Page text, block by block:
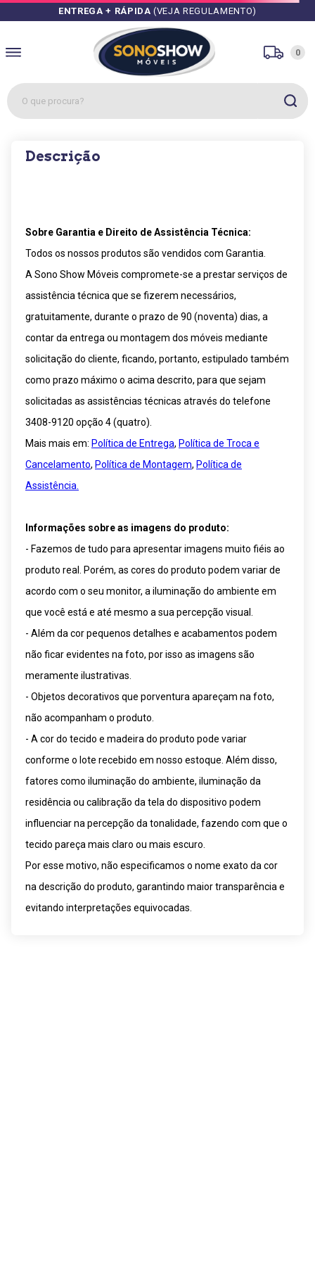
ENTREGA + RÁPIDA (VEJA REGULAMENTO)
0
O que procura?
º guarda roupa
º apolo
º mesa
º cozinha módulos
cômoda
Descrição
Sobre Garantia e Direito de Assistência Técnica:
Todos os nossos produtos são vendidos com Garantia.
A Sono Show Móveis compromete-se a prestar serviços de
assistência técnica que se fizerem necessários,
gratuitamente, durante o prazo de 90 (noventa) dias, a
contar da entrega ou montagem dos móveis mediante
solicitação do cliente, ficando, portanto, estipulado também
como prazo máximo o acima descrito, para que sejam
solicitadas as assistências técnicas através do telefone
3408-9120 opção 4 (quatro).
Mais mais em: Política de Entrega, Política de Troca e
Cancelamento, Política de Montagem, Política de
Assistência.
Informações sobre as imagens do produto:
- Fazemos de tudo para apresentar imagens muito fiéis ao
produto real. Porém, as cores do produto podem variar de
acordo com o seu monitor, a iluminação do ambiente em
que você está e até mesmo a sua percepção visual.
- Além da cor pequenos detalhes e acabamentos podem
não ficar evidentes na foto, por isso as imagens são
meramente ilustrativas.
- Objetos decorativos que porventura apareçam na foto,
não acompanham o produto.
- A cor do tecido e madeira do produto pode variar
conforme o lote recebido em nosso estoque. Além disso,
fatores como iluminação do ambiente, iluminação da
residência ou calibração da tela do dispositivo podem
influenciar na percepção da tonalidade, fazendo com que o
tecido pareça mais claro ou mais escuro.
Por esse motivo, não especificamos o nome exato da cor
na descrição do produto, garantindo maior transparência e
evitando interpretações equivocadas.